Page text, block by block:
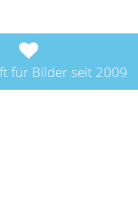
für Bilder seit 2009